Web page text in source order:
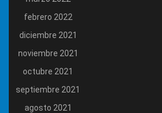
febrero 2022
diciembre 2021
noviembre 2021
octubre 2021
septiembre 2021
agosto 2021